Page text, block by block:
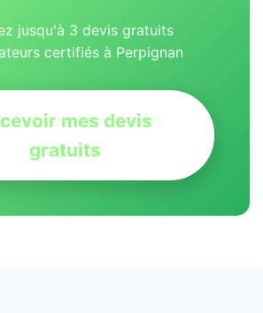
jusqu'à 3 devis gratuits
certifiés à Perpignan
mes devis
gratuits